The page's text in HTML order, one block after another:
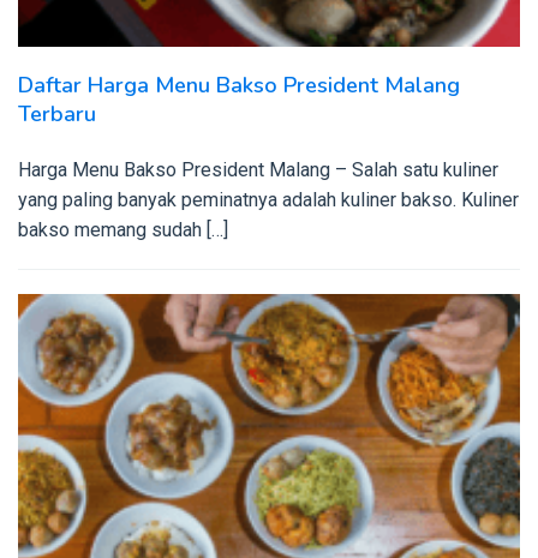
Daftar Harga Menu Bakso President Malang
Terbaru
Harga Menu Bakso President Malang – Salah satu kuliner
yang paling banyak peminatnya adalah kuliner bakso. Kuliner
bakso memang sudah […]